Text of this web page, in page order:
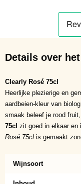
Details over
Clearly Rosé 75cl
Heerlijke plezierige en
aardbeien-kleur van
smaak beleef je rood
75cl zit goed in elkaar en
Rosé 75cl is gemaakt
Wijnsoort